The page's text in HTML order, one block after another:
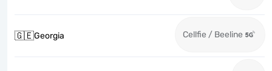
🇬🇪Georgia Cellfie / Beeline